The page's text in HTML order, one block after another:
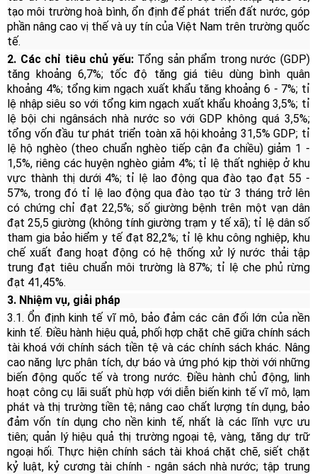
tạo môi trường hoà bình, ổn định để phát triển đất nước, góp
phần nâng cao vị thế và uy tín của Việt Nam trên trường quốc
tế.
2. Các chỉ tiêu chủ yếu:Tổng sản phẩm trong nước (GDP)
tăng khoảng 6,7%; tốc độ tăng giá tiêu dùng bình quân
khoảng 4%; tổng kim ngạch xuất khẩu tăng khoảng 6 - 7%; tỉ
lệ nhập siêu so với tổng kim ngạch xuất khẩu khoảng 3,5%; tỉ
lệ bội chi ngânsách nhà nước so với GDP không quá 3,5%;
tổng vốn đầu tư phát triển toàn xã hội khoảng 31,5% GDP; tỉ
lệ hộ nghèo (theo chuẩn nghèo tiếp cận đa chiều) giảm 1 -
1,5%, riêng các huyện nghèo giảm 4%; tỉ lệ thất nghiệp ở khu
vực thành thị dưới 4%; tỉ lệ lao động qua đào tạo đạt 55 -
57%, trong đó tỉ lệ lao động qua đào tạo từ 3 tháng trở lên
có chứng chỉ đạt 22,5%; số giường bệnh trên một vạn dân
đạt 25,5 giường (không tính giường trạm y tế xã); tỉ lệ dân số
tham gia bảo hiểm y tế đạt 82,2%; tỉ lệ khu công nghiệp, khu
chế xuất đang hoạt động có hệ thống xử lý nước thải tập
trung đạt tiêu chuẩn môi trường là 87%; tỉ lệ che phủ rừng
đạt 41,45%.
3. Nhiệm vụ, giải pháp
3.1. Ổn định kinh tế vĩ mô, bảo đảm các cân đối lớn của nền
kinh tế. Điều hành hiệu quả, phối hợp chặt chẽ giữa chính sách
tài khoá với chính sách tiền tệ và các chính sách khác. Nâng
cao năng lực phân tích, dự báo và ứng phó kịp thời với những
biến động quốc tế và trong nước. Điều hành chủ động, linh
hoạt công cụ lãi suất phù hợp với diễn biến kinh tế vĩ mô, lạm
phát và thị trường tiền tệ; nâng cao chất lượng tín dụng, bảo
đảm vốn tín dụng cho nền kinh tế, nhất là các lĩnh vực ưu
tiên; quản lý hiệu quả thị trường ngoại tệ, vàng, tăng dự trữ
ngoại hối. Thực hiện chính sách tài khoá chặt chẽ, siết chặt
kỷ luật, kỷ cương tài chính - ngân sách nhà nước; tập trung